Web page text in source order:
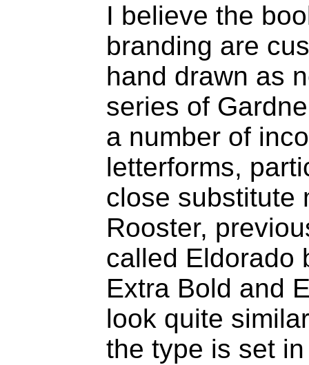
I believe the
branding are
hand drawn as
series of
a number of
letterforms,
close substitute
Rooster,
called Eldorado
Extra Bold and
look quite
the type is set